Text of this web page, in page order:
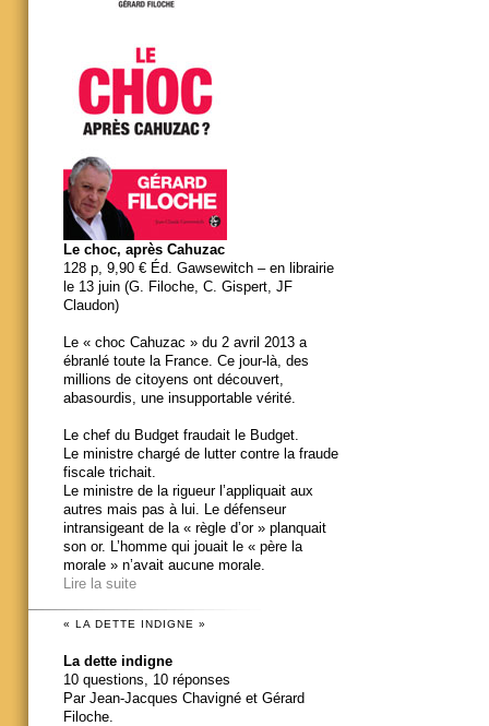
Le choc, après Cahuzac
128 p, 9,90 € Éd. Gawsewitch – en librairie
le 13 juin (G. Filoche, C. Gispert, JF
Claudon)
Le « choc Cahuzac » du 2 avril 2013 a
ébranlé toute la France. Ce jour-là, des
millions de citoyens ont découvert,
abasourdis, une insupportable vérité.
Le chef du Budget fraudait le Budget.
Le ministre chargé de lutter contre la fraude
fiscale trichait.
Le ministre de la rigueur l’appliquait aux
autres mais pas à lui. Le défenseur
intransigeant de la « règle d’or » planquait
son or. L’homme qui jouait le « père la
morale » n’avait aucune morale.
Lire la suite
« LA DETTE INDIGNE »
La dette indigne
10 questions, 10 réponses
Par Jean-Jacques Chavigné et Gérard
Filoche.